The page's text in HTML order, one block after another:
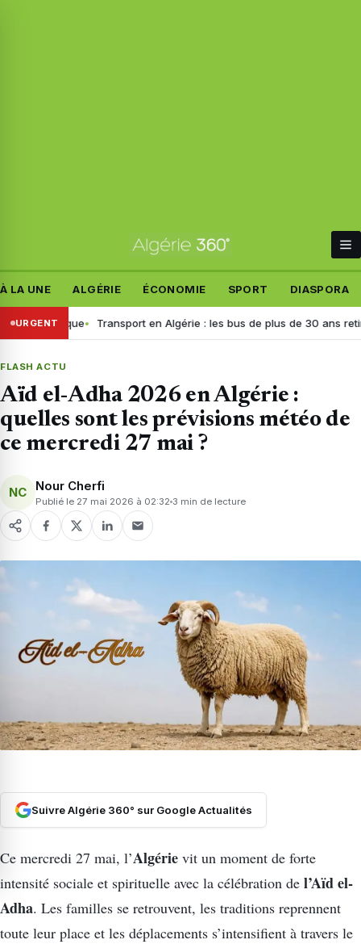
À LA UNE ALGÉRIE ÉCONOMIE SPORT DIASPORA
URGENTTransport en Algérie : les bus de plus de 30 ans retirés,
FLASH ACTU
Aïd el-Adha 2026 en Algérie :
quelles sont les prévisions météo de
ce mercredi 27 mai ?
NC Nour Cherfi
Publié le 27 mai 2026 à 02:32 3 min de lecture
Suivre Algérie 360° sur Google Actualités
Ce mercredi 27 mai, l’Algérie vit un moment de forte
intensité sociale et spirituelle avec la célébration de l’Aïd el-
Adha. Les familles se retrouvent, les traditions reprennent
toute leur place et les déplacements s’intensifient à travers le